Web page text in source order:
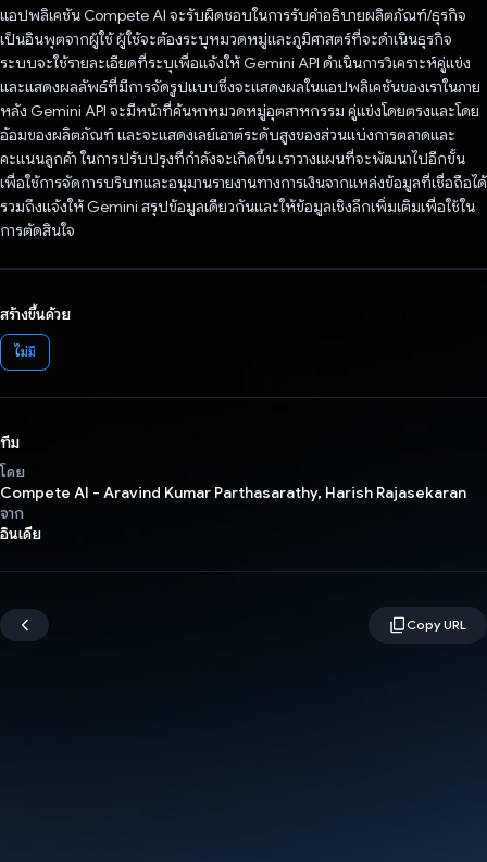
แอปพลิเคชัน Compete AI จะรับผิดชอบในการรับคำอธิบายผลิตภัณฑ์/ธุรกิจ
เป็นอินพุตจากผู้ใช้ ผู้ใช้จะต้องระบุหมวดหมู่และภูมิศาสตร์ที่จะดำเนินธุรกิจ
ระบบจะใช้รายละเอียดที่ระบุเพื่อแจ้งให้ Gemini API ดําเนินการวิเคราะห์คู่แข่ง
และแสดงผลลัพธ์ที่มีการจัดรูปแบบซึ่งจะแสดงผลในแอปพลิเคชันของเราในภาย
หลัง Gemini API จะมีหน้าที่ค้นหาหมวดหมู่อุตสาหกรรม คู่แข่งโดยตรงและโดย
อ้อมของผลิตภัณฑ์ และจะแสดงเลย์เอาต์ระดับสูงของส่วนแบ่งการตลาดและ
คะแนนลูกค้า ในการปรับปรุงที่กําลังจะเกิดขึ้น เราวางแผนที่จะพัฒนาไปอีกขั้น
เพื่อใช้การจัดการบริบทและอนุมานรายงานทางการเงินจากแหล่งข้อมูลที่เชื่อถือได้
รวมถึงแจ้งให้ Gemini สรุปข้อมูลเดียวกันและให้ข้อมูลเชิงลึกเพิ่มเติมเพื่อใช้ใน
การตัดสินใจ
สร้างขึ้นด้วย
ไม่มี
ทีม
โดย
Compete AI - Aravind Kumar Parthasarathy, Harish Rajasekaran
จาก
อินเดีย